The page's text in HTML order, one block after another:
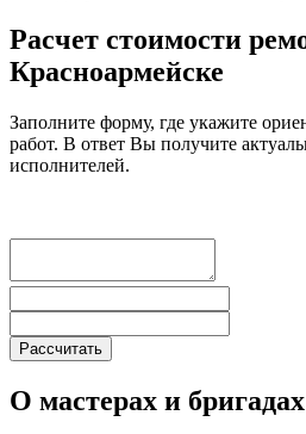
Расчет стоимости
Красноармейске
Заполните форму, где укажите
работ. В ответ Вы получите
исполнителей.
О мастерах и бригадах